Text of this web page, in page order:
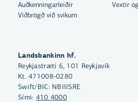
til þess að auka virkni
greina vefnotkun og
Nánar um vefkökur
Velja vefkökur
Landsbankinn hf.
Reykjastræti 6, 101 Reykjavík
Kt. 471008-0280
Swift/BIC: NBIIISRE
Sími: 410 4000
Auðkenningarleiðir
Viðbrögð við svikum
Vextir